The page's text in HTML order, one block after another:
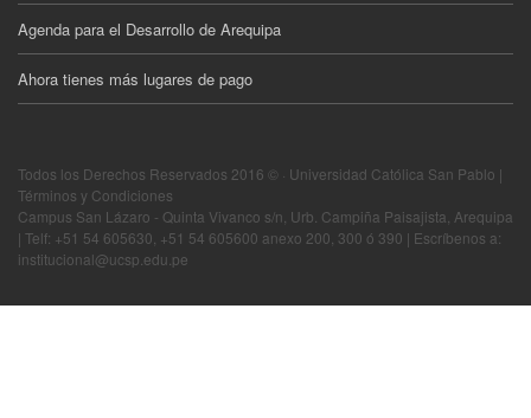
Agenda para el Desarrollo de Arequipa
Ahora tienes más lugares de pago
Todos los Derechos Reservados 2016 © · Universidad Católica San Pablo |
Términos y Condiciones
Campus San Lázaro - Quinta Vivanco s/n, Urb. Campiña Paisajista, Arequipa
| Telf: +51 54 605630, +51 54 605600 anexo 200, 300 ó 390 | Escríbenos a:
institucional@ucsp.edu.pe